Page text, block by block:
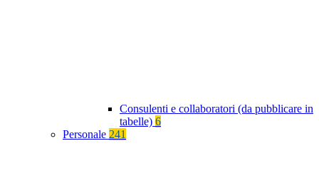
Consulenti e collaboratori (da pubblicare in
tabelle) 6
Personale 241